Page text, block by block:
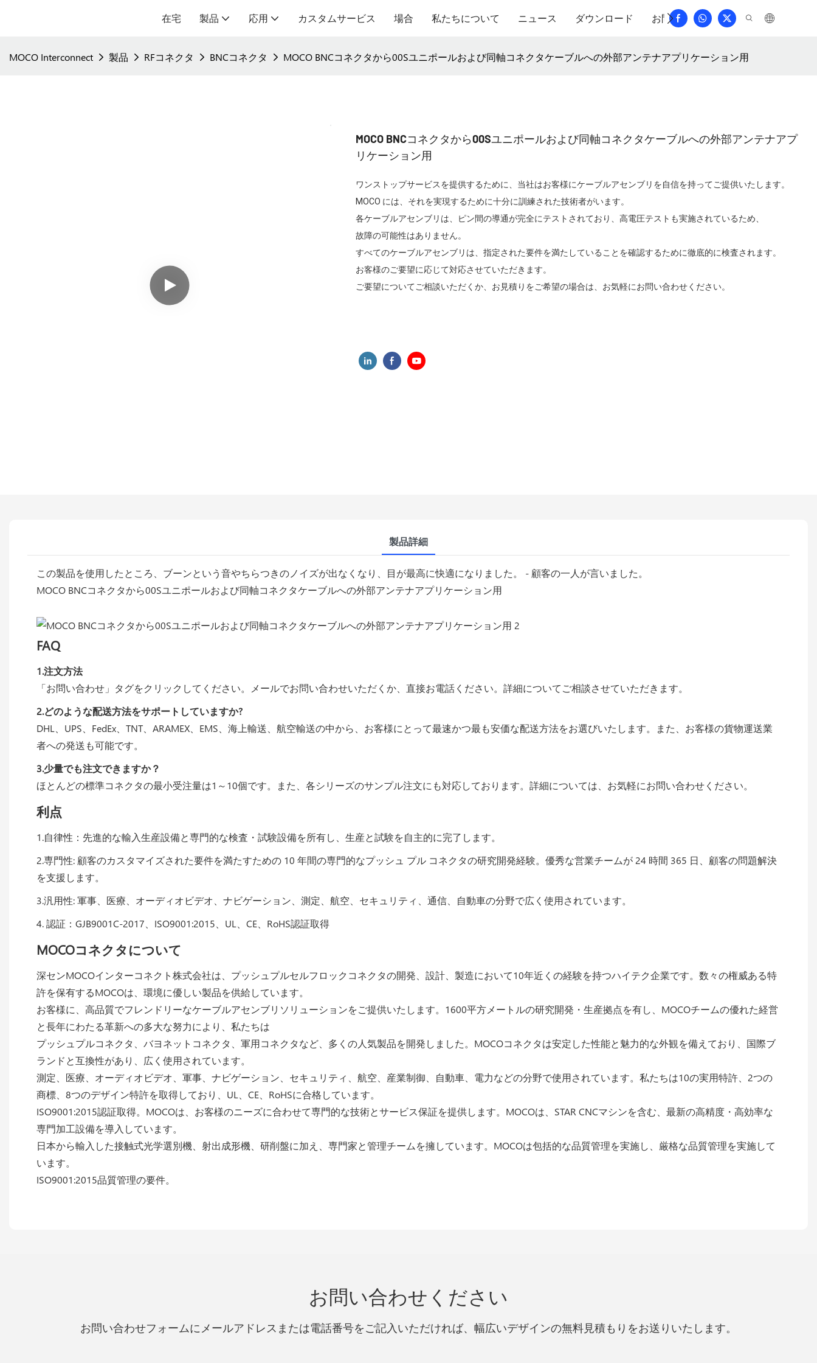
在宅 製品 応用 カスタムサービス 場合 私たちについて ニュース ダウンロード お問い合わせ よくある質問
MOCO Interconnect 製品 RFコネクタ BNCコネクタ MOCO BNCコネクタから00Sユニポールおよび同軸コネクタケーブルへの外部アンテナアプリケーション用
MOCO BNCコネクタから00Sユニポールおよび同軸コネクタケーブルへの外部アンテナアプ
リケーション用
ワンストップサービスを提供するために、当社はお客様にケーブルアセンブリを自信を持ってご提供いたします。
MOCO には、それを実現するために十分に訓練された技術者がいます。
各ケーブルアセンブリは、ピン間の導通が完全にテストされており、高電圧テストも実施されているため、
故障の可能性はありません。
すべてのケーブルアセンブリは、指定された要件を満たしていることを確認するために徹底的に検査されます。
お客様のご要望に応じて対応させていただきます。
ご要望についてご相談いただくか、お見積りをご希望の場合は、お気軽にお問い合わせください。
製品詳細
この製品を使用したところ、ブーンという音やちらつきのノイズが出なくなり、目が最高に快適になりました。 - 顧客の一人が言いました。
MOCO BNCコネクタから00Sユニポールおよび同軸コネクタケーブルへの外部アンテナアプリケーション用
FAQ
1.注文方法
「お問い合わせ」タグをクリックしてください。メールでお問い合わせいただくか、直接お電話ください。詳細についてご相談させていただきます。
2.どのような配送方法をサポートしていますか?
DHL、UPS、FedEx、TNT、ARAMEX、EMS、海上輸送、航空輸送の中から、お客様にとって最速かつ最も安価な配送方法をお選びいたします。また、お客様の貨物運送業
者への発送も可能です。
3.少量でも注文できますか？
ほとんどの標準コネクタの最小受注量は1～10個です。また、各シリーズのサンプル注文にも対応しております。詳細については、お気軽にお問い合わせください。
利点
1.自律性：先進的な輸入生産設備と専門的な検査・試験設備を所有し、生産と試験を自主的に完了します。
2.専門性: 顧客のカスタマイズされた要件を満たすための 10 年間の専門的なプッシュ プル コネクタの研究開発経験。優秀な営業チームが 24 時間 365 日、顧客の問題解決
を支援します。
3.汎用性: 軍事、医療、オーディオビデオ、ナビゲーション、測定、航空、セキュリティ、通信、自動車の分野で広く使用されています。
4. 認証：GJB9001C-2017、ISO9001:2015、UL、CE、RoHS認証取得
MOCOコネクタについて
深センMOCOインターコネクト株式会社は、プッシュプルセルフロックコネクタの開発、設計、製造において10年近くの経験を持つハイテク企業です。数々の権威ある特
許を保有するMOCOは、環境に優しい製品を供給しています。
お客様に、高品質でフレンドリーなケーブルアセンブリソリューションをご提供いたします。1600平方メートルの研究開発・生産拠点を有し、MOCOチームの優れた経営
と長年にわたる革新への多大な努力により、私たちは
プッシュプルコネクタ、バヨネットコネクタ、軍用コネクタなど、多くの人気製品を開発しました。MOCOコネクタは安定した性能と魅力的な外観を備えており、国際ブ
ランドと互換性があり、広く使用されています。
測定、医療、オーディオビデオ、軍事、ナビゲーション、セキュリティ、航空、産業制御、自動車、電力などの分野で使用されています。私たちは10の実用特許、2つの
商標、8つのデザイン特許を取得しており、UL、CE、RoHSに合格しています。
ISO9001:2015認証取得。MOCOは、お客様のニーズに合わせて専門的な技術とサービス保証を提供します。MOCOは、STAR CNCマシンを含む、最新の高精度・高効率な
専門加工設備を導入しています。
日本から輸入した接触式光学選別機、射出成形機、研削盤に加え、専門家と管理チームを擁しています。MOCOは包括的な品質管理を実施し、厳格な品質管理を実施して
います。
ISO9001:2015品質管理の要件。
お問い合わせください
お問い合わせフォームにメールアドレスまたは電話番号をご記入いただければ、幅広いデザインの無料見積もりをお送りいたします。